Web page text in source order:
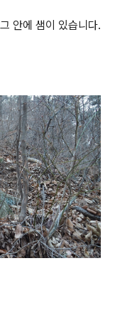
안에 샘이 있습니다.